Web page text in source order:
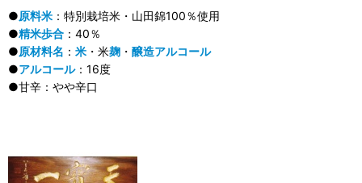
●原料米 ：特別栽培米・山田錦100％使用
●精米歩合 ：40％
●原材料名 ： 米 ・米麹 ・ 醸造アルコール
●アルコール：16度
●甘辛：やや辛口